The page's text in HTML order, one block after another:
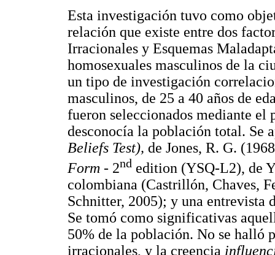
Esta investigación tuvo como
relación que existe entre dos
Irracionales y Esquemas
homosexuales masculinos de la
un tipo de investigación
masculinos, de 25 a 40 años de
fueron seleccionados mediante el
desconocía la población total. Se
Beliefs Test), de Jones, R. G.
Form - 2nd edition (YSQ-L2), de
colombiana (Castrillón, Chaves,
Schnitter, 2005); y una entrevista
Se tomó como significativas
50% de la población. No se halló
irracionales, y la creencia